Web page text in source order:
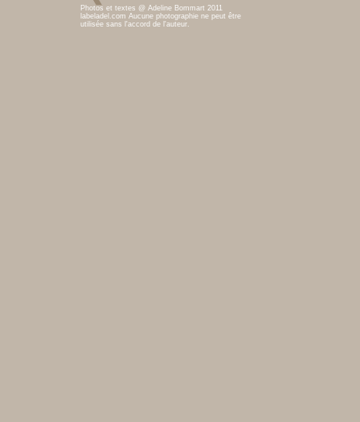
Photos et textes @ Adeline Bommart 2011
labeladel.com Aucune photographie ne peut être
utilisée sans l'accord de l'auteur.